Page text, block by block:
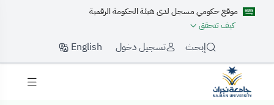
موقع حكومي مسجل لدى هيئة الحكومة الرقمية
كيف تتحقق
إبحث تسجيل دخول English